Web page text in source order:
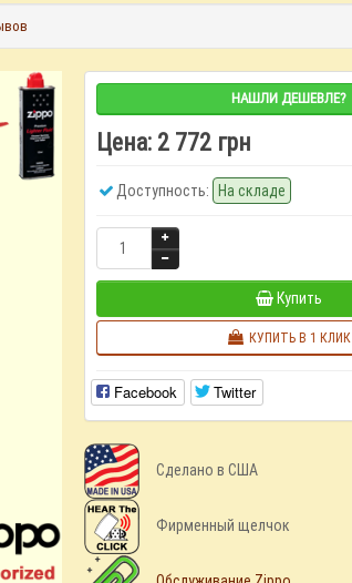
НАШЛИ ДЕШЕВЛЕ?
Цена: 2 772 грн
Доступность: На складе
Купить
КУПИТЬ В 1 КЛИК
Facebook Twitter
Сделано в США
Фирменный щелчок